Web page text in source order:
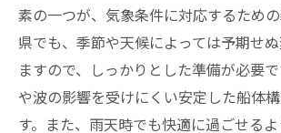
素の一つが、気象条件に対応するため
県でも、季節や天候によっては予期せ
ますので、しっかりとした準備が必要
や波の影響を受けにくい安定した船体
す。また、雨天時でも快適に過ごせる